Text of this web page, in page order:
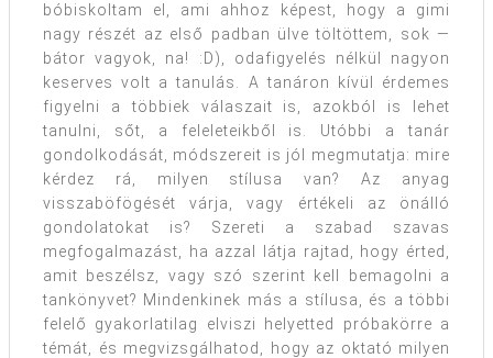
bóbiskoltam el, ami ahhoz képest, hogy a gimi
nagy részét az első padban ülve töltöttem, sok —
bátor vagyok, na! :D), odafigyelés nélkül nagyon
keserves volt a tanulás. A tanáron kívül érdemes
figyelni a többiek válaszait is, azokból is lehet
tanulni, sőt, a feleleteikből is. Utóbbi a tanár
gondolkodását, módszereit is jól megmutatja: mire
kérdez rá, milyen stílusa van? Az anyag
visszaböfögését várja, vagy értékeli az önálló
gondolatokat is? Szereti a szabad szavas
megfogalmazást, ha azzal látja rajtad, hogy érted,
amit beszélsz, vagy szó szerint kell bemagolni a
tankönyvet? Mindenkinek más a stílusa, és a többi
felelő gyakorlatilag elviszi helyetted próbakörre a
témát, és megvizsgálhatod, hogy az oktató milyen